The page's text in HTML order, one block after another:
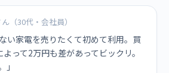
（30代・会社員）
い家電を売りたくて初めて利用。買
って2万円も差があってビックリ。